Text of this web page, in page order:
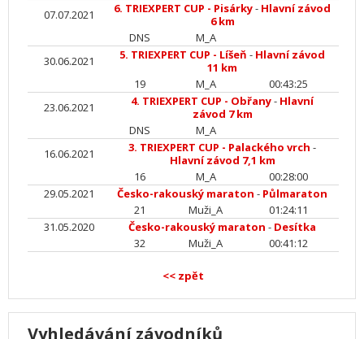
07.07.2021
6. TRIEXPERT CUP - Pisárky- Hlavní závod
6 km
DNS
M_A
30.06.2021
5. TRIEXPERT CUP - Líšeň - Hlavní závod
11 km
19
M_A
00:43:25
23.06.2021
4. TRIEXPERT CUP - Obřany- Hlavní
závod 7 km
DNS
M_A
16.06.2021
3. TRIEXPERT CUP - Palackého vrch -
Hlavní závod 7,1 km
16
M_A
00:28:00
29.05.2021
Česko-rakouský maraton - Půlmaraton
21
Muži_A
01:24:11
31.05.2020
Česko-rakouský maraton - Desítka
32
Muži_A 00:41:12
<< zpět
Vyhledávání závodníků